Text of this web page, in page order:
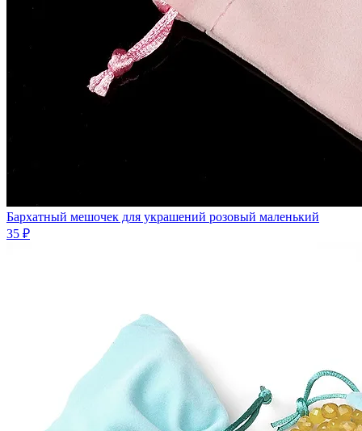
Бархатный мешочек для украшений розовый маленький
35 ₽